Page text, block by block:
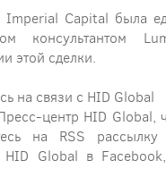
Imperial Capital была
консультантом
этой сделки.
на связи с HID Global
центр HID Global,
на RSS рассылку
HID Global в